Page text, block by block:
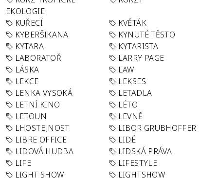
EKOLOGIE
KUŘECÍ
KVĚTÁK
KYBERŠIKANA
KYNUTÉ TĚSTO
KYTARA
KYTARISTA
LABORATOŘ
LARRY PAGE
LÁSKA
LAW
LEKCE
LEKSES
LENKA VYSOKÁ
LETADLA
LETNÍ KINO
LÉTO
LETOUN
LEVNĚ
LHOSTEJNOST
LIBOR GRUBHOFFER
LIBRE OFFICE
LIDÉ
LIDOVÁ HUDBA
LIDSKÁ PRÁVA
LIFE
LIFESTYLE
LIGHT SHOW
LIGHTSHOW